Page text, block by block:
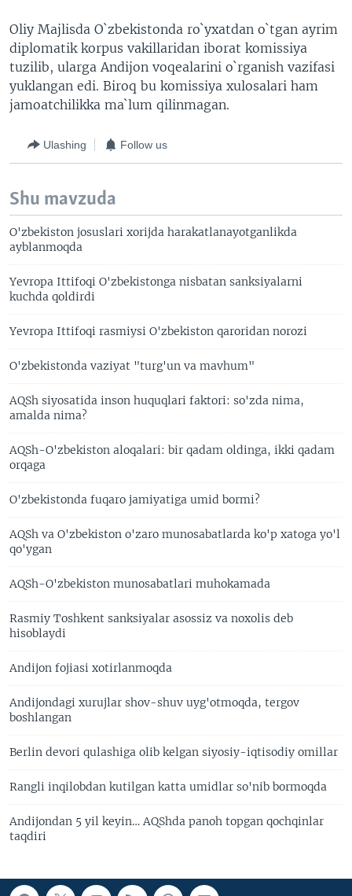
Oliy Majlisda O`zbekistonda ro`yxatdan o`tgan ayrim
diplomatik korpus vakillaridan iborat komissiya
tuzilib, ularga Andijon voqealarini o`rganish vazifasi
yuklangan edi. Biroq bu komissiya xulosalari ham
jamoatchilikka ma`lum qilinmagan.
Ulashing Follow us
Shu mavzuda
O'zbekiston josuslari xorijda harakatlanayotganlikda
ayblanmoqda
Yevropa Ittifoqi O'zbekistonga nisbatan sanksiyalarni
kuchda qoldirdi
Yevropa Ittifoqi rasmiysi O'zbekiston qaroridan norozi
O'zbekistonda vaziyat "turg'un va mavhum"
AQSh siyosatida inson huquqlari faktori: so'zda nima,
amalda nima?
AQSh-O'zbekiston aloqalari: bir qadam oldinga, ikki qadam
orqaga
O'zbekistonda fuqaro jamiyatiga umid bormi?
AQSh va O'zbekiston o'zaro munosabatlarda ko'p xatoga yo'l
qo'ygan
AQSh-O'zbekiston munosabatlari muhokamada
Rasmiy Toshkent sanksiyalar asossiz va noxolis deb
hisoblaydi
Andijon fojiasi xotirlanmoqda
Andijondagi xurujlar shov-shuv uyg'otmoqda, tergov
boshlangan
Berlin devori qulashiga olib kelgan siyosiy-iqtisodiy omillar
Rangli inqilobdan kutilgan katta umidlar so'nib bormoqda
Andijondan 5 yil keyin… AQShda panoh topgan qochqinlar
taqdiri